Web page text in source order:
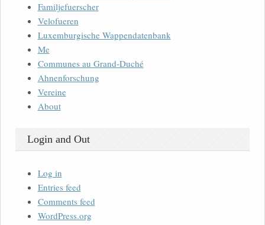
Familjefuerscher
Velofueren
Luxemburgische Wappendatenbank
Me
Communes au Grand-Duché
Ahnenforschung
Vereine
About
Login and Out
Log in
Entries feed
Comments feed
WordPress.org